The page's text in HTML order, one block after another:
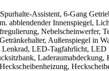
Assistent, 6-Gang
Innenspiegel,
Nebelscheinwerfer,
Außenspiegel in
Lenkrad, LED-Tagfahrlicht,